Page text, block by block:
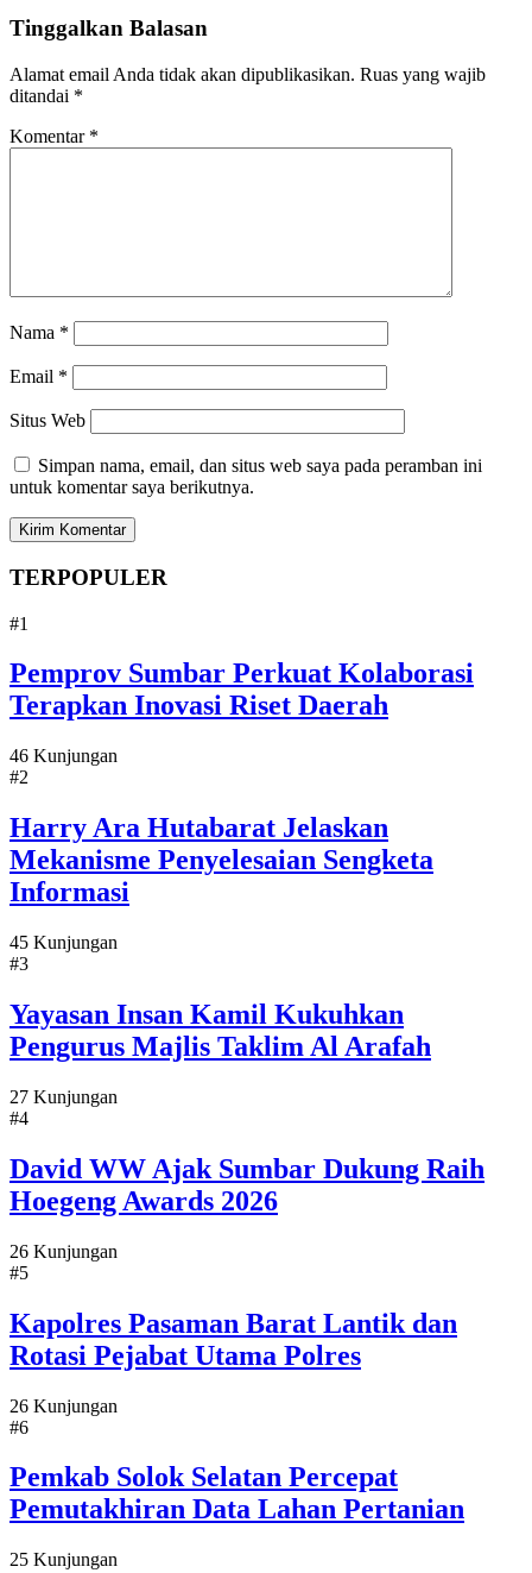
Tinggalkan Balasan
Alamat email Anda tidak akan dipublikasikan. Ruas yang wajib
ditandai *
Komentar *
Nama *
Email *
Situs Web
Simpan nama, email, dan situs web saya pada peramban ini
untuk komentar saya berikutnya.
TERPOPULER
#1
Pemprov Sumbar Perkuat Kolaborasi
Terapkan Inovasi Riset Daerah
46 Kunjungan
#2
Harry Ara Hutabarat Jelaskan
Mekanisme Penyelesaian Sengketa
Informasi
45 Kunjungan
#3
Yayasan Insan Kamil Kukuhkan
Pengurus Majlis Taklim Al Arafah
27 Kunjungan
#4
David WW Ajak Sumbar Dukung Raih
Hoegeng Awards 2026
26 Kunjungan
#5
Kapolres Pasaman Barat Lantik dan
Rotasi Pejabat Utama Polres
26 Kunjungan
#6
Pemkab Solok Selatan Percepat
Pemutakhiran Data Lahan Pertanian
25 Kunjungan